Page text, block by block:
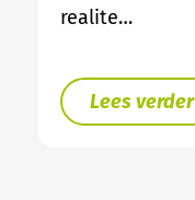
realite…
Lees verder